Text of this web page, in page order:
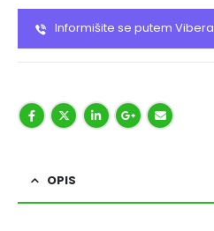
Informišite se putem Vibera
OPIS